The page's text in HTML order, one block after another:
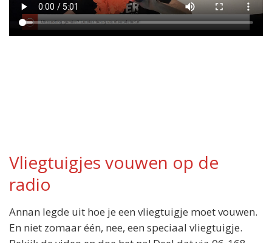
Vliegtuigjes vouwen op de
radio
Annan legde uit hoe je een vliegtuigje moet vouwen.
En niet zomaar één, nee, een speciaal vliegtuigje.